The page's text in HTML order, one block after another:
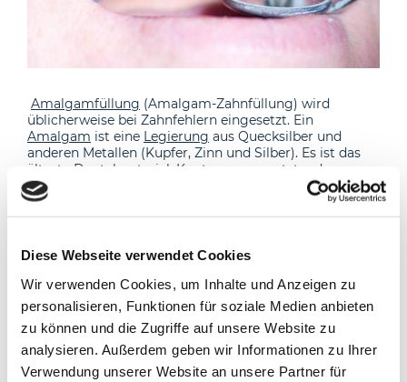
Diese Webseite verwendet Cookies
Wir verwenden Cookies, um Inhalte und Anzeigen zu
personalisieren, Funktionen für soziale Medien anbieten
zu können und die Zugriffe auf unsere Website zu
analysieren. Außerdem geben wir Informationen zu Ihrer
Verwendung unserer Website an unsere Partner für
Amalgamfüllung (Amalgam-Zahnfüllung) wird
üblicherweise bei Zahnfehlern eingesetzt. Ein
Amalgam ist eine Legierung aus Quecksilber und
anderen Metallen (Kupfer, Zinn und Silber). Es ist das
älteste Dentalmaterial. Kontroversen entstanden
jedoch aufgrund von giftigem Quecksilber: Wir wissen,
dass Schwermetalle Nerven usw. angreifen können. Es
soll Nervosität, Schlafstörungen, Depressionen und
nicht nachgewiesen, dass diese Gefahr auch von
können über viele Jahre eine geringe Menge
Quecksilber freisetzen und im Körper ablagern. Bisher
gibt es jedoch keine eindeutigen Hinweise darauf, dass
Amalgam auf diese Weise die Gesundheit schädigen
kann - beispielsweise in Form von Nervenschäden,
Müdigkeit, chronischen Kopfschmerzen oder erhöhtem